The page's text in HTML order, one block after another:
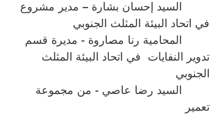
	السيد إحسان بشارة – مدير مشروع
في اتحاد البيئة المثلث الجنوبي
	المحامية رنا مصاروة - مديرة قسم
تدوير النفايات  في اتحاد البيئة المثلث
الجنوبي
	السيد رضا عاصي - من مجموعة
تعمير